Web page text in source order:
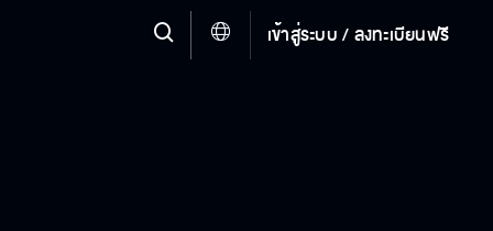
เข้าสู่ระบบ / ลงทะเบียนฟรี
Behind the scene ใจพิสุทธิ์ EP.13